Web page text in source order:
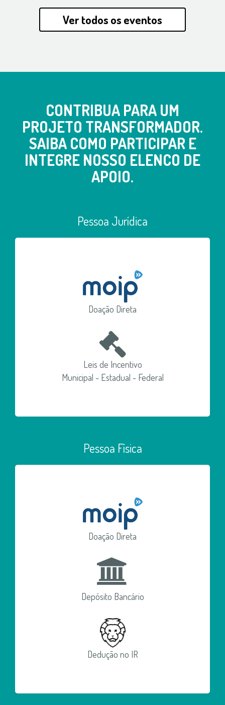
Ver todos os eventos
CONTRIBUA PARA UM
PROJETO TRANSFORMADOR.
SAIBA COMO PARTICIPAR E
INTEGRE NOSSO ELENCO DE
APOIO.
Pessoa Jurídica
Doação Direta
Leis de Incentivo
Municipal - Estadual - Federal
Pessoa Física
Doação Direta
Depósito Bancário
Dedução no IR